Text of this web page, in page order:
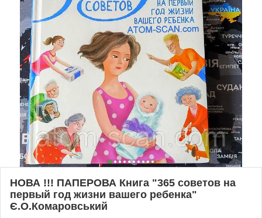
НОВА !!! ПАПЕРОВА Книга "365 советов на
первый год жизни вашего ребенка"
Є.О.Комаровський